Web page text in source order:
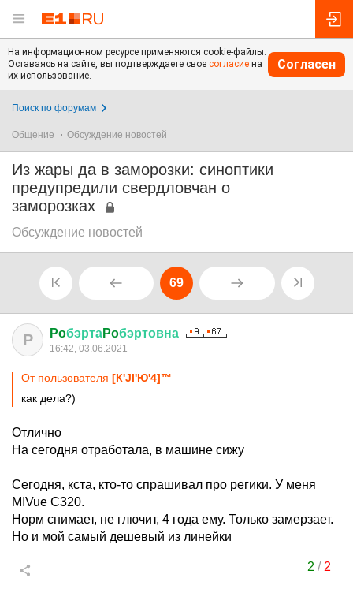
На информационном ресурсе применяются cookie-файлы.
Оставаясь на сайте, вы подтверждаете свое согласие на
их использование.
Согласен
Поиск по форумам
Общение Обсуждение новостей
Из жары да в заморозки: синоптики
предупредили свердловчан о
заморозках
Обсуждение новостей
69
P PoбэртаPoбэртовна
16:42, 03.06.2021
От пользователя [К'Jl'Ю'4]™
как дела?)
Отлично
На сегодня отработала, в машине сижу
Сегодня, кста, кто-то спрашивал про регики. У меня
MIVue C320.
Норм снимает, не глючит, 4 года ему. Только замерзает.
Но и мой самый дешевый из линейки
2 / 2